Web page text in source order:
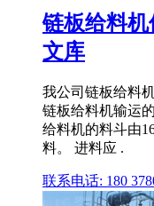
链板给料
文库
我公司链板给料
链板给料机输运
给料机的料斗由
料。 进料应 .
联系电话: 180